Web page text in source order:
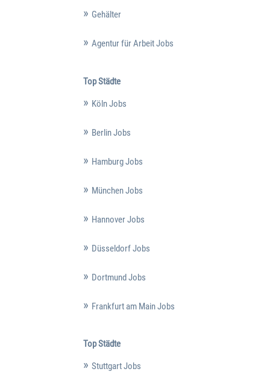
Gehälter
Agentur für Arbeit Jobs
Top Städte
Köln Jobs
Berlin Jobs
Hamburg Jobs
München Jobs
Hannover Jobs
Düsseldorf Jobs
Dortmund Jobs
Frankfurt am Main Jobs
Top Städte
Stuttgart Jobs